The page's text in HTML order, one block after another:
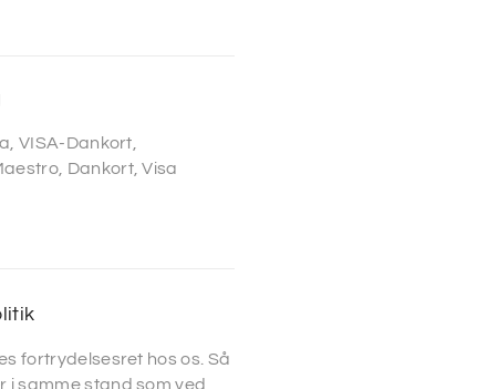
VISA-Dankort,
Dankort, Visa
fortrydelsesret hos os. Så
i samme stand som ved